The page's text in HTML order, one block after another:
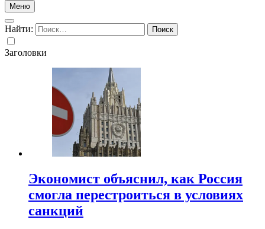
Меню
Найти:
Заголовки
Экономист объяснил, как Россия
смогла перестроиться в условиях
санкций